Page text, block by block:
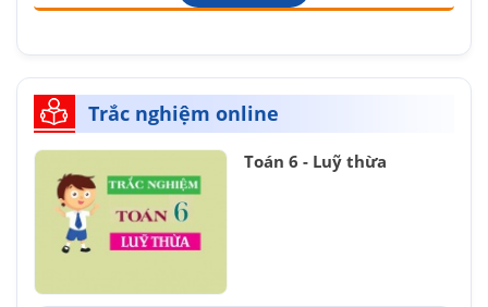
Trắc nghiệm online
Toán 6 - Luỹ thừa